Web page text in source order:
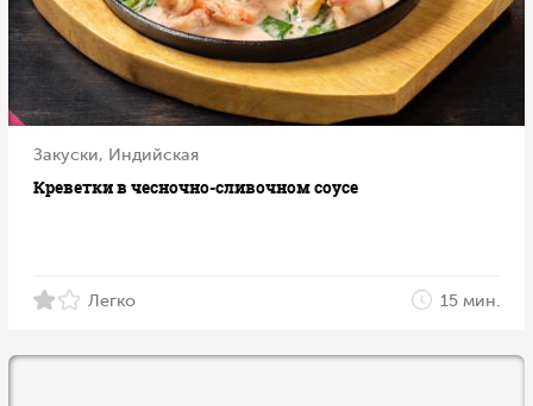
Закуски, Индийская
Креветки в чесночно-сливочном соусе
Легко 15 мин.